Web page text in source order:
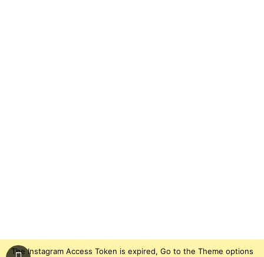
The Instagram Access Token is expired, Go to the Theme options